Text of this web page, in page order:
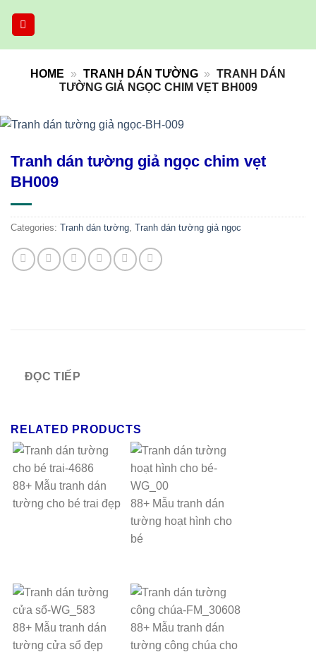
HOME » TRANH DÁN TƯỜNG » TRANH DÁN
TƯỜNG GIẢ NGỌC CHIM VẸT BH009
Tranh dán tường giả ngọc chim vẹt
BH009
Categories: Tranh dán tường, Tranh dán tường giả ngọc
ĐỌC TIẾP
RELATED PRODUCTS
88+ Mẫu tranh dán
tường cho bé trai đẹp
88+ Mẫu tranh dán
tường hoạt hình cho
bé
88+ Mẫu tranh dán
tường cửa sổ đẹp
88+ Mẫu tranh dán
tường công chúa cho